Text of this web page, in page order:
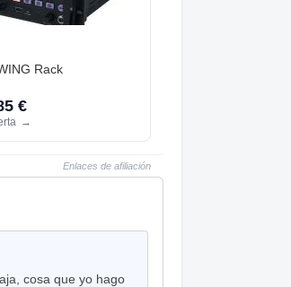
Rack
€
→
Enlaces de afiliación
cosa que yo hago